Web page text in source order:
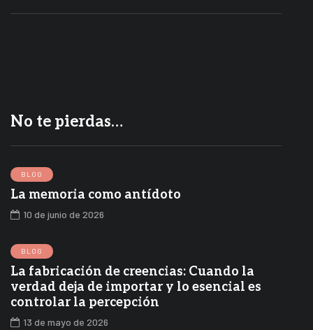
No te pierdas…
BLOG
La memoria como antídoto
10 de junio de 2026
BLOG
La fabricación de creencias: Cuando la
verdad deja de importar y lo esencial es
controlar la percepción
13 de mayo de 2026